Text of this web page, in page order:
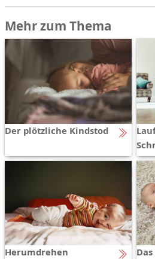
Mehr zum Thema
Der plötzliche Kindstod
Herumdrehen